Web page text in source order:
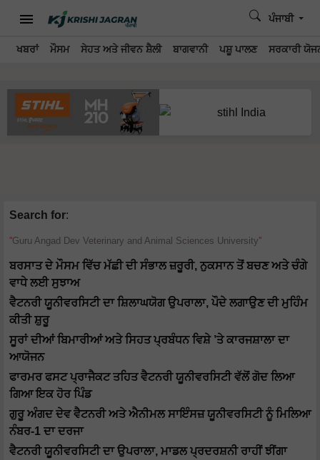
ਖਬਰਾਂ ਮੌਸਮ ਸੇਹਤ ਅਤੇ ਜੀਵਨ ਸ਼ੈਲੀ ਬਾਗਵਾਨੀ ਪਸ਼ੂ ਪਾਲਣ ਸਰਕਾਰੀ
ਪੰਜਾਬੀ
Search for:
Guru Angad Dev Veterinary and Animal Sciences University
ਬਰਸਾਤ ਦੇ ਮੌਸਮ ਵਿੱਚ ਮੱਛੀ ਦੀ ਸੰਭਾਲ ਜ਼ਰੂਰੀ, ਨੁਕਸਾਨ ਤੋਂ ਬਚਣ ਅਤੇ ਚੰਗੇ
ਵਾਧੇ ਲਈ ਸੁਝਾਅ
ਵੈਟਨਰੀ ਯੂਨੀਵਰਸਿਟੀ ਦਾ ਸ਼ਿਲਾਘਯੋਗ ਉਪਰਾਲਾ, ਪੌਦੇ ਲਗਾਉਣ ਦੀ ਮੁਹਿੰਮ
ਕੀਤੀ ਸ਼ੁਰੂ
ਸੂਰਾਂ ਦੀਆਂ ਬਿਮਾਰੀਆਂ ਅਤੇ ਸਿਹਤ ਪ੍ਰਬੰਧਨ ਵਿਸ਼ੇ ’ਤੇ ਕਾਰਜਸ਼ਾਲਾ ਦਾ
ਆਯੋਜਨ
ਫਾਰਮਰ ਫਸਟ ਪ੍ਰਾਜੈਕਟ ਤਹਿਤ ਵੈਟਨਰੀ ਯੂਨੀਵਰਸਿਟੀ ਵੱਲੋਂ ਗੋਦ ਲਿਆ
ਗਿਆ ਇਕ ਹੋਰ ਪਿੰਡ
ਗੁਰੂ ਅੰਗਦ ਦੇਵ ਵੈਟਨਰੀ ਅਤੇ ਐਨੀਮਲ ਸਾਇੰਸਜ਼ ਯੂਨੀਵਰਸਿਟੀ ਨੂੰ ਮਿਲਿਆ
ਨੰਬਰ-1 ਦਾ ਦਰਜਾ
ਵੈਟਨਰੀ ਯੂਨੀਵਰਸਿਟੀ ਦਾ ਉਪਰਾਲਾ, ਮਾਡਲ ਪ੍ਰਦਰਸ਼ਨੀ ਰਾਹੀਂ ਝੀਂਗਾ